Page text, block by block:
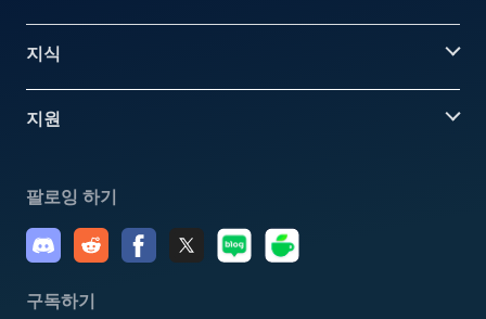
지식
지원
팔로잉 하기
구독하기